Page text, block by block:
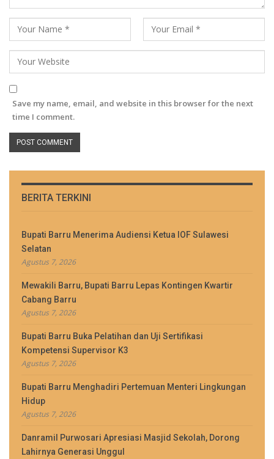
Save my name, email, and website in this browser for the next
time I comment.
BERITA TERKINI
Bupati Barru Menerima Audiensi Ketua IOF Sulawesi
Selatan
Agustus 7, 2026
Mewakili Barru, Bupati Barru Lepas Kontingen Kwartir
Cabang Barru
Agustus 7, 2026
Bupati Barru Buka Pelatihan dan Uji Sertifikasi
Kompetensi Supervisor K3
Agustus 7, 2026
Bupati Barru Menghadiri Pertemuan Menteri Lingkungan
Hidup
Agustus 7, 2026
Danramil Purwosari Apresiasi Masjid Sekolah, Dorong
Lahirnya Generasi Unggul